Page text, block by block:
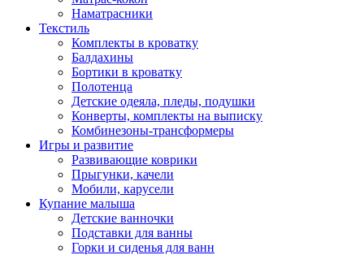
Наматрасники
Текстиль
Комплекты в кроватку
Балдахины
Бортики в кроватку
Полотенца
Детские одеяла, пледы, подушки
Конверты, комплекты на выписку
Комбинезоны-трансформеры
Игры и развитие
Развивающие коврики
Прыгунки, качели
Мобили, карусели
Купание малыша
Детские ванночки
Подставки для ванны
Горки и сиденья для ванн